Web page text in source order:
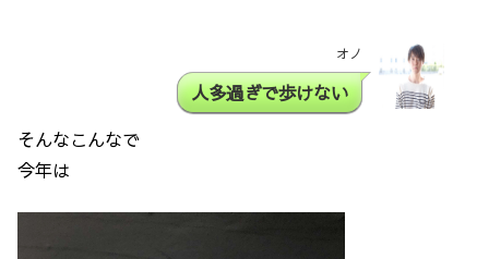
オノ
人多過ぎで歩けない
そんなこんなで
今年は